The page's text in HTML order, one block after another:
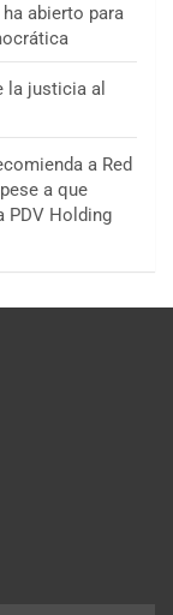
abierto para
la justicia al
a Red
a que
PDV Holding